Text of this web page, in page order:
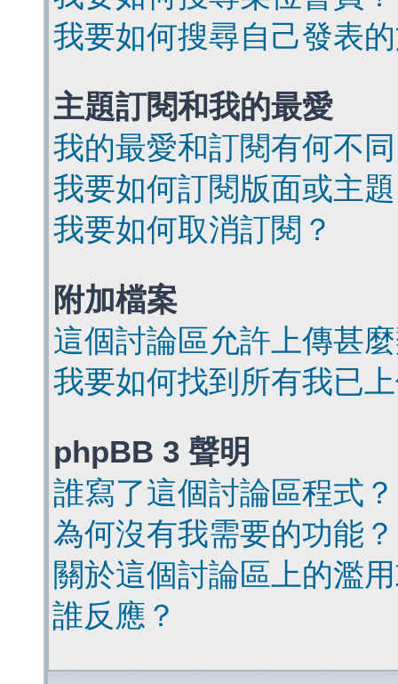
我要如何搜尋自己發表
主題訂閱和我的最愛
我的最愛和訂閱有何不
我要如何訂閱版面或主
我要如何取消訂閱？
附加檔案
這個討論區允許上傳甚
我要如何找到所有我已
phpBB 3 聲明
誰寫了這個討論區程式？
為何沒有我需要的功能？
關於這個討論區上的濫
誰反應？